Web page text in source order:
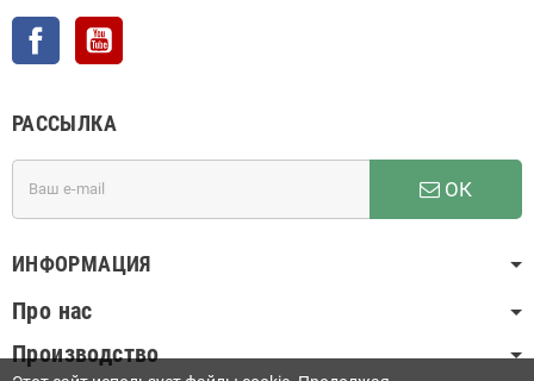
Facebook
РАССЫЛКА
ОК
ИНФОРМАЦИЯ
Про нас
Производство